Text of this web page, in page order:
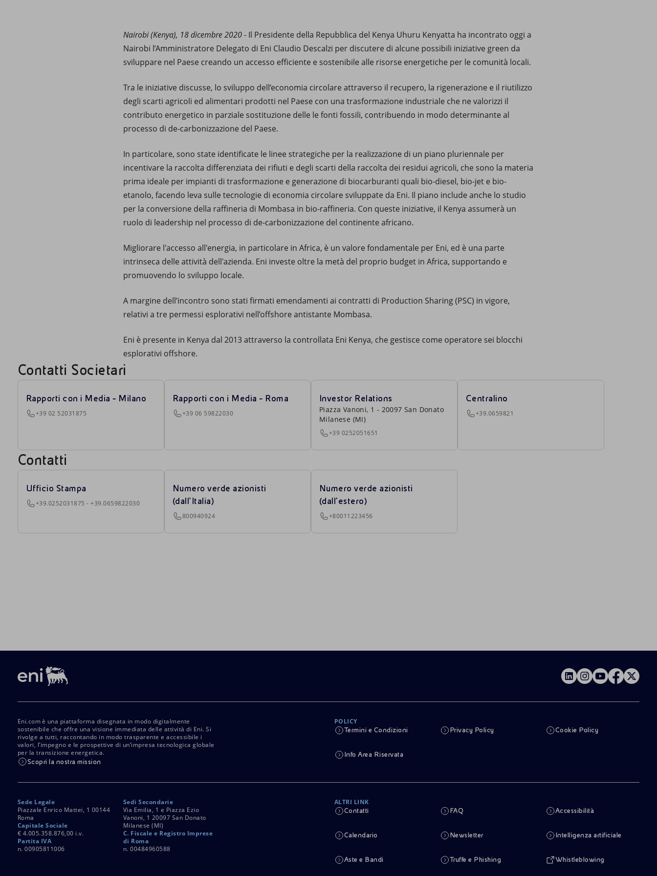
Nairobi (Kenya), 18 dicembre 2020- Il Presidente della Repubblica del Kenya Uhuru Kenyatta ha incontrato oggi a
Nairobi l’Amministratore Delegato di Eni Claudio Descalzi per discutere di alcune possibili iniziative green da
sviluppare nel Paese creando un accesso efficiente e sostenibile alle risorse energetiche per le comunità locali.
Tra le iniziative discusse, lo sviluppo dell’economia circolare attraverso il recupero, la rigenerazione e il riutilizzo
degli scarti agricoli ed alimentari prodotti nel Paese con una trasformazione industriale che ne valorizzi il
contributo energetico in parziale sostituzione delle le fonti fossili, contribuendo in modo determinante al
processo di de-carbonizzazione del Paese.
In particolare, sono state identificate le linee strategiche per la realizzazione di un piano pluriennale per
incentivare la raccolta differenziata dei rifiuti e degli scarti della raccolta dei residui agricoli, che sono la materia
prima ideale per impianti di trasformazione e generazione di biocarburanti quali bio-diesel, bio-jet e bio-
etanolo, facendo leva sulle tecnologie di economia circolare sviluppate da Eni. Il piano include anche lo studio
per la conversione della raffineria di Mombasa in bio-raffineria. Con queste iniziative, il Kenya assumerà un
ruolo di leadership nel processo di de-carbonizzazione del continente africano.
Migliorare l'accesso all'energia, in particolare in Africa, è un valore fondamentale per Eni, ed è una parte
intrinseca delle attività dell'azienda. Eni investe oltre la metà del proprio budget in Africa, supportando e
promuovendo lo sviluppo locale.
A margine dell’incontro sono stati firmati emendamenti ai contratti di Production Sharing (PSC) in vigore,
relativi a tre permessi esplorativi nell’offshore antistante Mombasa.
Eni è presente in Kenya dal 2013 attraverso la controllata Eni Kenya, che gestisce come operatore sei blocchi
esplorativi offshore.
Contatti Societari
Rapporti con i Media - Milano
+39 02 52031875
Rapporti con i Media - Roma
+39 06 59822030
Investor Relations
Piazza Vanoni, 1 - 20097 San Donato
Milanese (MI)
+39 0252051651
Centralino
+39.0659821
Contatti
Ufficio Stampa
+39.0252031875 - +39.0659822030
Numero verde azionisti
(dall’Italia)
800940924
Numero verde azionisti
(dall’estero)
+80011223456
Eni.com è una piattaforma disegnata in modo digitalmente
sostenibile che offre una visione immediata delle attività di Eni. Si
rivolge a tutti, raccontando in modo trasparente e accessibile i
valori, l’impegno e le prospettive di un’impresa tecnologica globale
per la transizione energetica.
Scopri la nostra mission
POLICY
Termini e Condizioni Privacy Policy Cookie Policy
Info Area Riservata
Sede Legale
Piazzale Enrico Mattei, 1 00144
Roma
Capitale Sociale
€ 4.005.358.876,00 i.v.
Partita IVA
n. 00905811006
Sedi Secondarie
Via Emilia, 1 e Piazza Ezio
Vanoni, 1 20097 San Donato
Milanese (MI)
C. Fiscale e Registro Imprese
di Roma
n. 00484960588
ALTRI LINK
Contatti FAQ Accessibilità
Calendario Newsletter Intelligenza artificiale
Aste e Bandi Truffe e Phishing Whistleblowing